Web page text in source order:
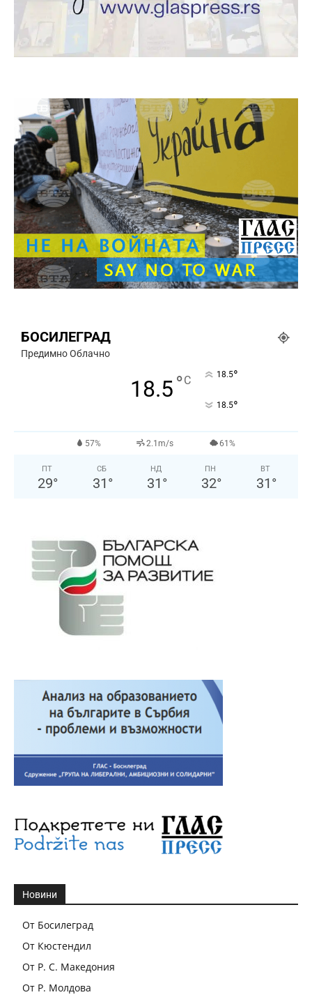
БОСИЛЕГРАД
Предимно Облачно
18.5°C 18.5°
18.5°
57% 2.1m/s 61%
ПТ
29°
СБ
31 °
НД
31 °
ПН
32°
ВТ
31 °
Новини
От Босилеград
От Кюстендил
От Р. С. Македония
От Р. Молдова